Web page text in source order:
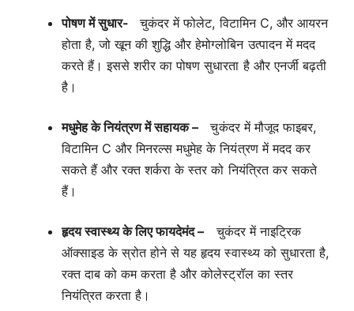
पोषण में सुधार-
चुकंदर में फोलेट, विटामिन C, और आयरन
होता है, जो खून की शुद्धि और हेमोग्लोबिन उत्पादन में मदद
करते हैं। इससे शरीर का पोषण सुधारता है और एनर्जी बढ़ती
है।
मधुमेह के नियंत्रण में सहायक – चुकंदर में मौजूद फाइबर,
विटामिन C और मिनरल्स मधुमेह के नियंत्रण में मदद कर
सकते हैं और रक्त शर्करा के स्तर को नियंत्रित कर सकते
हैं।
हृदय स्वास्थ्य के लिए फायदेमंद – चुकंदर में नाइट्रिक
ऑक्साइड के स्रोत होने से यह हृदय स्वास्थ्य को सुधारता है,
रक्त दाब को कम करता है और कोलेस्ट्रॉल का स्तर
नियंत्रित करता है।